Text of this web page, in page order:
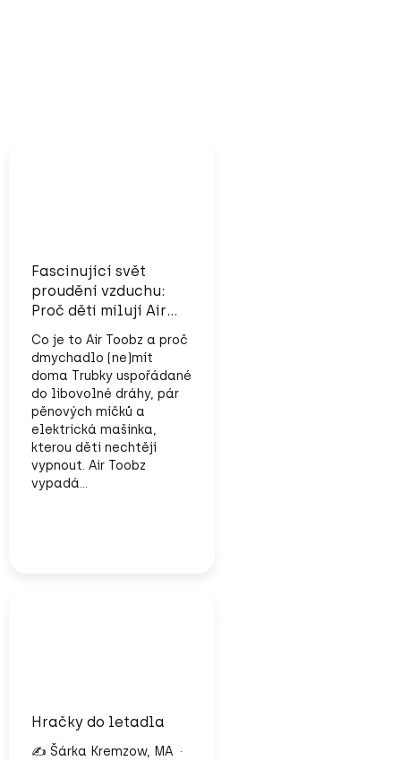
Fascinující svět
proudění vzduchu:
Proč děti milují Air
TOOBZ od Fatbrain
Co je to Air Toobz a proč
dmychadlo (ne)mít
doma Trubky uspořádané
do libovolné dráhy, pár
pěnových míčků a
elektrická mašinka,
kterou děti nechtějí
vypnout. Air Toobz
vypadá...
Hračky do letadla
✍️ Šárka Kremzow, MA ·